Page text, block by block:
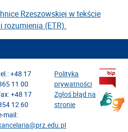
Rzeszowskiej w tekście
rozumienia (ETR).
+48 17
11 00
+48 17
12 60
mail:
Polityka
prywatności
Zgłoś błąd na
stronie